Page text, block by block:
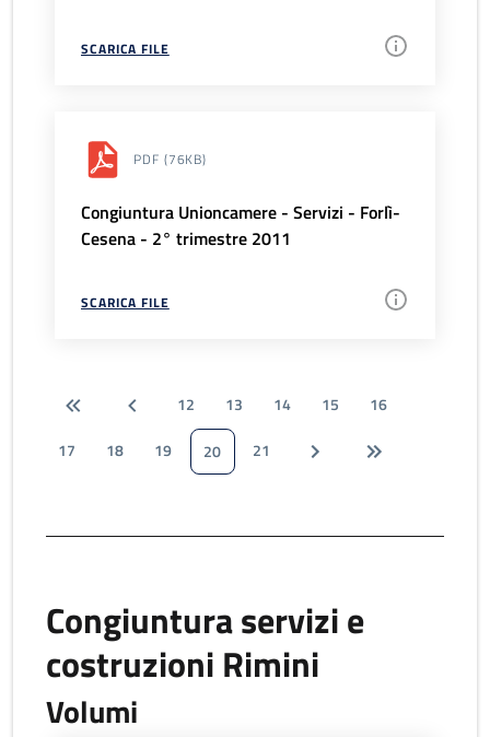
SCARICA FILE
PDF (76KB)
Congiuntura Unioncamere - Servizi - Forlì-
Cesena - 2° trimestre 2011
SCARICA FILE
12 13 14 15
16
17
18 19 20 21
Congiuntura servizi e
costruzioni Rimini
Volumi